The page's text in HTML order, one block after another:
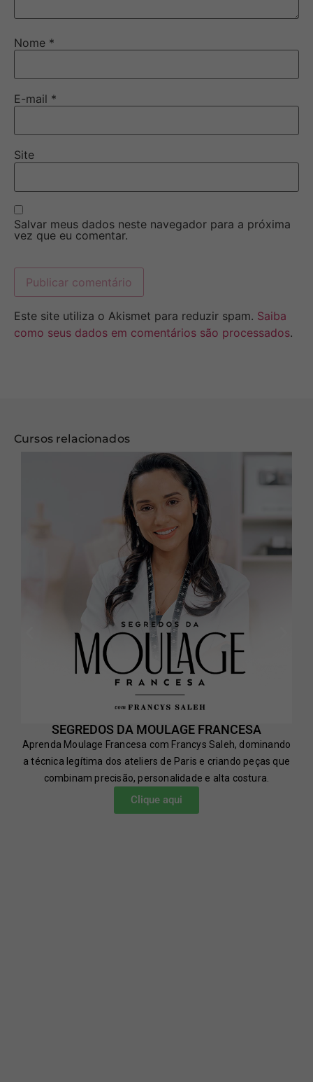
Nome *
E-mail *
Site
Salvar meus dados neste navegador para a próxima
vez que eu comentar.
Este site utiliza o Akismet para reduzir spam. Saiba
como seus dados em comentários são processados.
Cursos relacionados
SEGREDOS DA MOULAGE FRANCESA
Aprenda Moulage Francesa com Francys Saleh, dominando
a técnica legítima dos ateliers de Paris e criando peças que
combinam precisão, personalidade e alta costura.
Clique aqui